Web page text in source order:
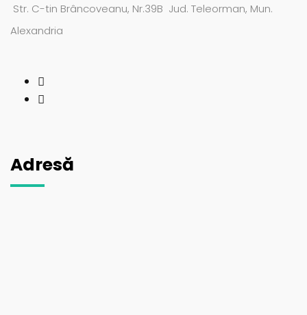
Str. C-tin Brâncoveanu, Nr.39B Jud. Teleorman, Mun.
Alexandria
Adresă